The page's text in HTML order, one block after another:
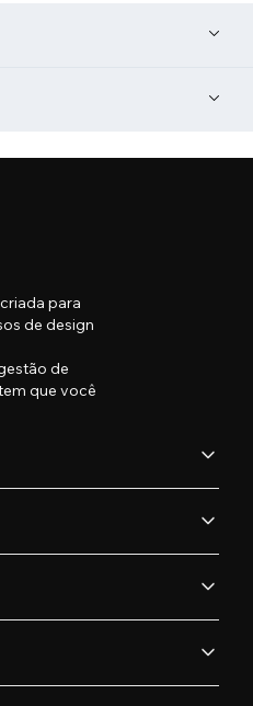
para
de design
de
que você